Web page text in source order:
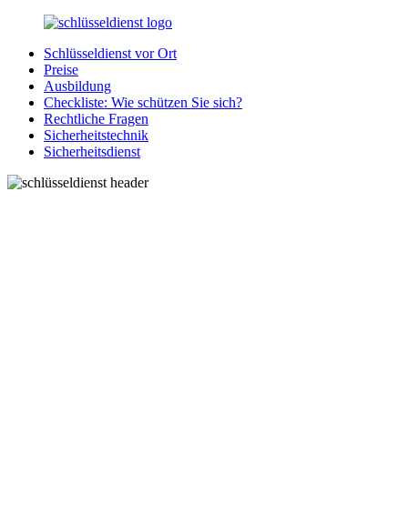
Zurück
Inhalt
SchluesseldienstDirekt.de
Ihre
Notlage
wird
gelöst!
Schlüsseldienst vor Ort
Preise
Ausbildung
Checkliste: Wie schützen Sie sich?
Rechtliche Fragen
Sicherheitstechnik
Sicherheitsdienst